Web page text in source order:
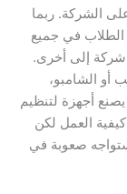
الشركة. ربما
في جميع
شركة إلى أخرى.
أو الشامبو،
يصنع أجهزة لتنظيم
العمل لكن
صعوبة في